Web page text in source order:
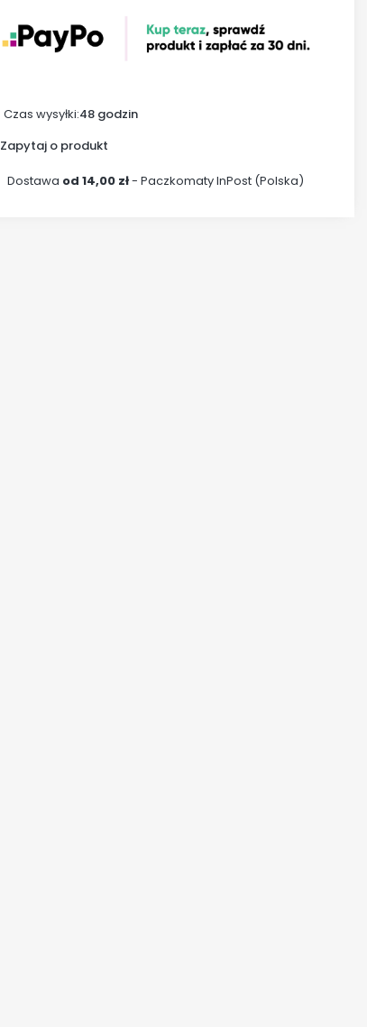
Czas wysyłki:48 godzin
Zapytaj o produkt
Dostawa od 14,00 zł- Paczkomaty InPost (Polska)